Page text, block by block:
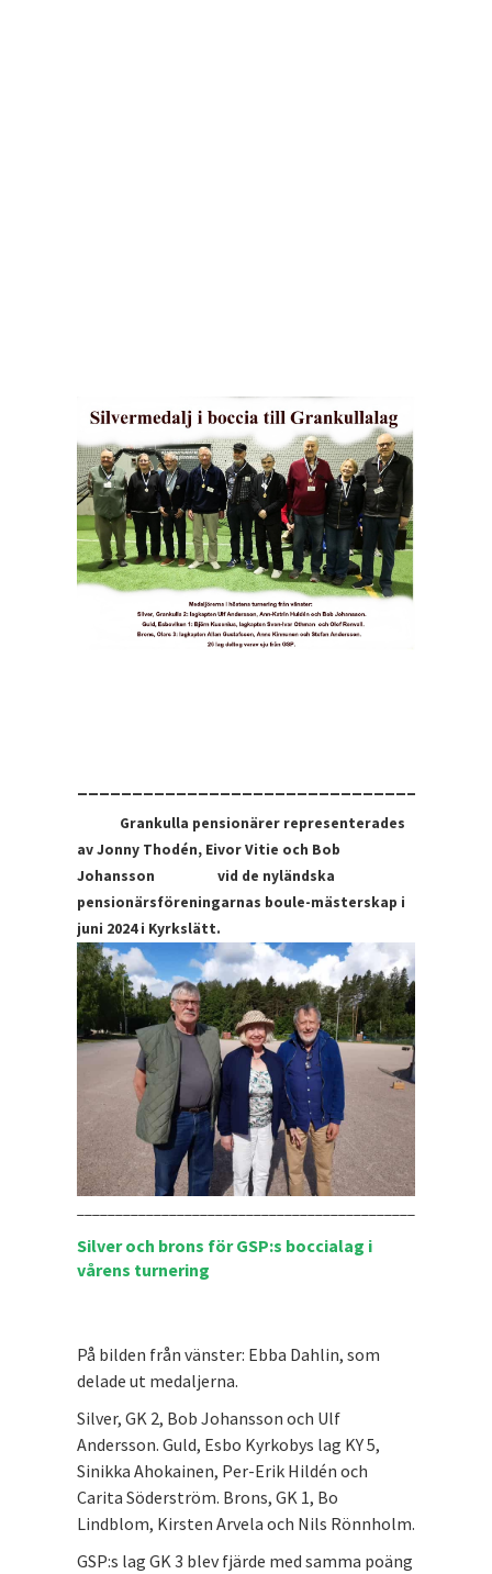
Grankulla pensionärer representerades
av Jonny Thodén, Eivor Vitie och Bob
Johansson vid de nyländska
pensionärsföreningarnas boule-mästerskap i
juni 2024 i Kyrkslätt.
Silver och brons för GSP:s boccialag i
vårens turnering
På bilden från vänster: Ebba Dahlin, som
delade ut medaljerna.
Silver, GK 2, Bob Johansson och Ulf
Andersson. Guld, Esbo Kyrkobys lag KY 5,
Sinikka Ahokainen, Per-Erik Hildén och
Carita Söderström. Brons, GK 1, Bo
Lindblom, Kirsten Arvela och Nils Rönnholm.
GSP:s lag GK 3 blev fjärde med samma poäng